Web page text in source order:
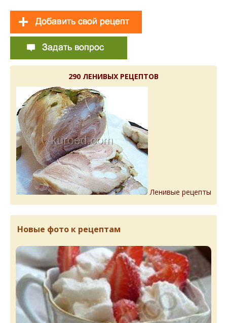
290 ЛЕНИВЫХ РЕЦЕПТОВ
Ленивые рецепты
Новые фото к рецептам